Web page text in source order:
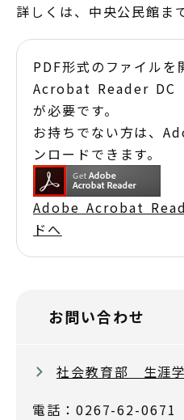
詳しくは、中央公民館ま
PDF形式のファイル
Acrobat Reader DC
が必要です。
お持ちでない方は、
ンロードできます。
Adobe Acrobat
ドへ
お問い合わせ
社会教育部 生涯
電話：0267-62-0671